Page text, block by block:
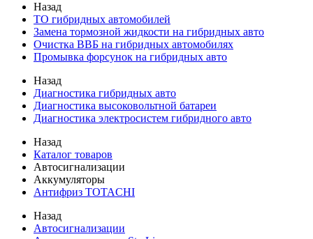
Назад
ТО гибридных автомобилей
Замена тормозной жидкости на гибридных авто
Очистка ВВБ на гибридных автомобилях
Промывка форсунок на гибридных авто
Назад
Диагностика гибридных авто
Диагностика высоковольтной батареи
Диагностика электросистем гибридного авто
Назад
Каталог товаров
Автосигнализации
Аккумуляторы
Антифриз TOTACHI
Назад
Автосигнализации